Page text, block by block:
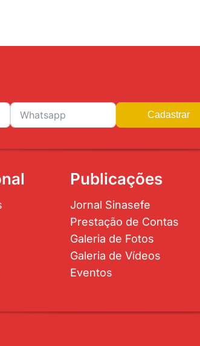
Cadastrar
Publicações
Jornal Sinasefe
Prestação de Contas
Galeria de Fotos
Galeria de Vídeos
Eventos